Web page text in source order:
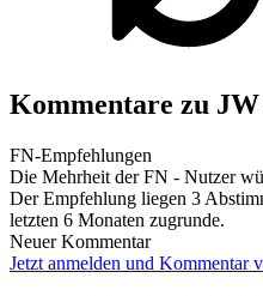
Kommentare zu
FN-Empfehlungen
Die Mehrheit der FN - Nutzer
Der Empfehlung liegen 3
letzten 6 Monaten zugrunde.
Neuer Kommentar
Jetzt anmelden und Kommentar